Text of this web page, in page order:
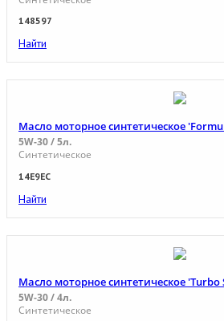
148597
Найти
Масло моторное синтетическое
5W-30 / 5л.
Синтетическое
14E9EC
Найти
Масло моторное синтетическое 'Turbo
5W-30 / 4л.
Синтетическое